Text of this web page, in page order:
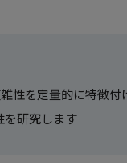
性を定量的に特徴付
を研究します